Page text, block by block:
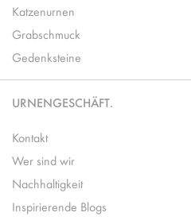
Katzenurnen
Grabschmuck
Gedenksteine
URNENGESCHÄFT.
Kontakt
Wer sind wir
Nachhaltigkeit
Inspirierende Blogs